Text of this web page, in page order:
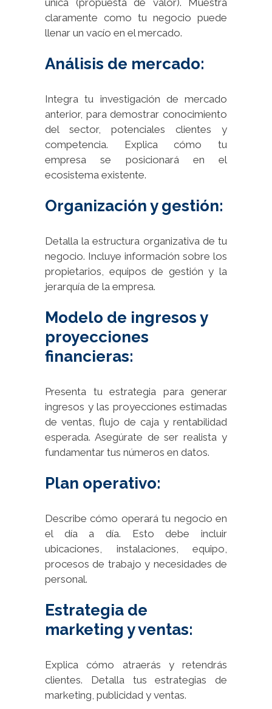
claramente como tu negocio puede
llenar un vacío en el mercado.
Análisis de mercado:
Integra tu investigación de mercado
anterior, para demostrar conocimiento
del sector, potenciales clientes y
competencia. Explica cómo tu
empresa se posicionará en el
ecosistema existente.
Organización y gestión:
Detalla la estructura organizativa de tu
negocio. Incluye información sobre los
propietarios, equipos de gestión y la
jerarquía de la empresa.
Modelo de ingresos y
proyecciones
financieras:
Presenta tu estrategia para generar
ingresos y las proyecciones estimadas
de ventas, flujo de caja y rentabilidad
esperada. Asegúrate de ser realista y
fundamentar tus números en datos.
Plan operativo:
Describe cómo operará tu negocio en
el día a día. Esto debe incluir
ubicaciones, instalaciones, equipo,
procesos de trabajo y necesidades de
personal.
Estrategia de
marketing y ventas:
Explica cómo atraerás y retendrás
clientes. Detalla tus estrategias de
marketing, publicidad y ventas.